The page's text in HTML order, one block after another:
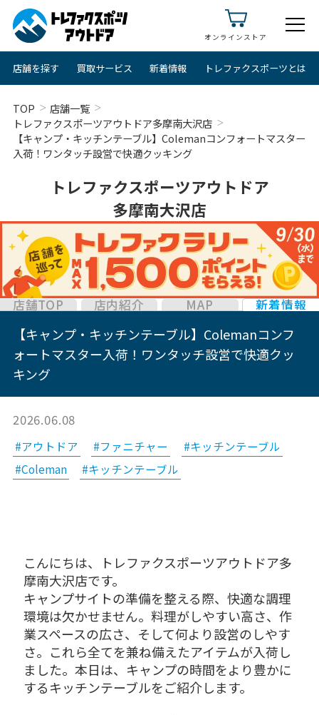
オンラインストア
店舗を探す 買取サービス 新着情報 トレファクスポーツとは
TOP
店舗一覧
トレファクスポーツアウトドア多摩南大沢店
【キャンプ・キッチンテーブル】Colemanコンフォートマスター
入荷！ワンタッチ設営で快適クッキング
トレファクスポーツアウトドア
多摩南大沢店
店舗TOP 店内紹介 MAP 新着情報
【キャンプ・キッチンテーブル】Colemanコンフ
ォートマスター入荷！ワンタッチ設営で快適クッ
キング
2026.06.08
#アウトドア #ファニチャー
#キッチンテーブル
#Coleman
#キッチンテーブル
こんにちは、トレファクスポーツアウトドア多
摩南大沢店です。
キャンプサイトの準備を整える際、快適な調理
環境は欠かせません。料理がしやすい高さ、作
業スペースの広さ、そして何より設営のしやす
さ。これら全てを兼ね備えたアイテムが入荷し
ました。本日は、キャンプの時間をより豊かに
するキッチンテーブルをご紹介します。